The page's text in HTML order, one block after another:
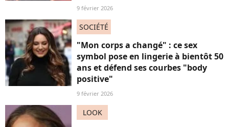
9 février 2026
SOCIÉTÉ
"Mon corps a changé" : ce sex
symbol pose en lingerie à bientôt 50
ans et défend ses courbes "body
positive"
9 février 2026
LOOK